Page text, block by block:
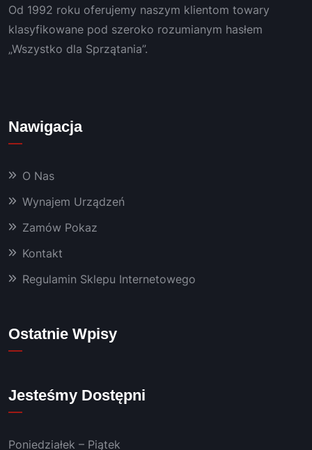
Od 1992 roku oferujemy naszym klientom towary
klasyfikowane pod szeroko rozumianym hasłem
„Wszystko dla Sprzątania”.
Nawigacja
O Nas
Wynajem Urządzeń
Zamów Pokaz
Kontakt
Regulamin Sklepu Internetowego
Ostatnie Wpisy
Jesteśmy Dostępni
Poniedziałek – Piątek